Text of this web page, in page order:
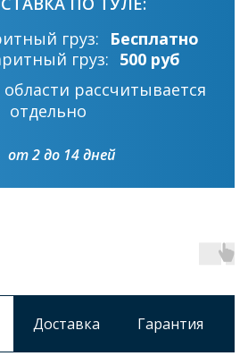
груз:
Бесплатно
груз: 500 руб
рассчитывается
отдельно
от 2 до 14 дней
Доставка Гарантия